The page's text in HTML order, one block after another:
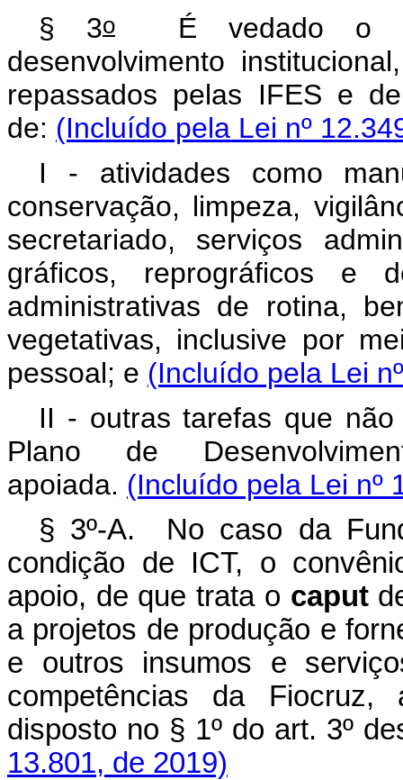
§ 3o É vedado o
desenvolvimento
repassados pelas IFES e
de: (Incluído pela Lei nº
I - atividades como
conservação, limpeza,
secretariado, serviços
gráficos, reprográficos e
administrativas de rotina,
vegetativas, inclusive por
pessoal; e (Incluído pela Lei
II - outras tarefas que
Plano de
apoiada. (Incluído pela Lei nº
§ 3º-A. No caso da
condição de ICT, o
apoio, de que trata o caput
a projetos de produção e
e outros insumos e
competências da
disposto no § 1º do art. 3º
13.801, de 2019)